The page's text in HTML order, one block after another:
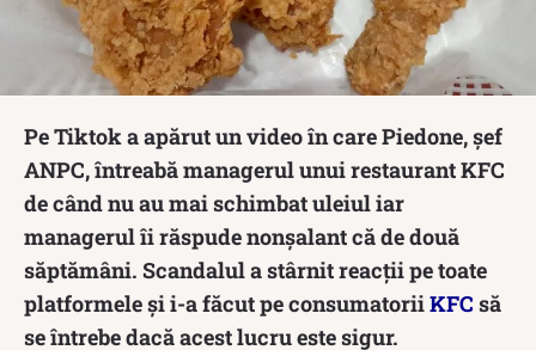
Pe Tiktok a apărut un video în care Piedone, șef
ANPC, întreabă managerul unui restaurant KFC
de când nu au mai schimbat uleiul iar
managerul îi răspude nonșalant că de două
săptămâni. Scandalul a stârnit reacții pe toate
platformele și i-a făcut pe consumatoriiKFC să
se întrebe dacă acest lucru este sigur.